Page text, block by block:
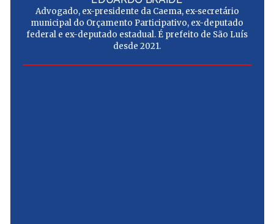
Advogado, ex-presidente da Caema, ex-secretário
municipal do Orçamento Participativo, ex-deputado
federal e ex-deputado estadual. É prefeito de São Luís
desde 2021.